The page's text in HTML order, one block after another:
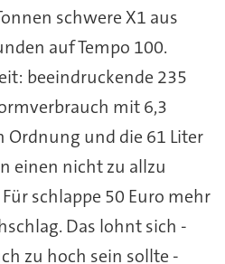
schwere X1 aus
auf Tempo 100.
beeindruckende 235
mit 6,3
Ordnung und die 61 Liter
einen nicht zu allzu
schlappe 50 Euro mehr
Das lohnt sich -
zu hoch sein sollte -